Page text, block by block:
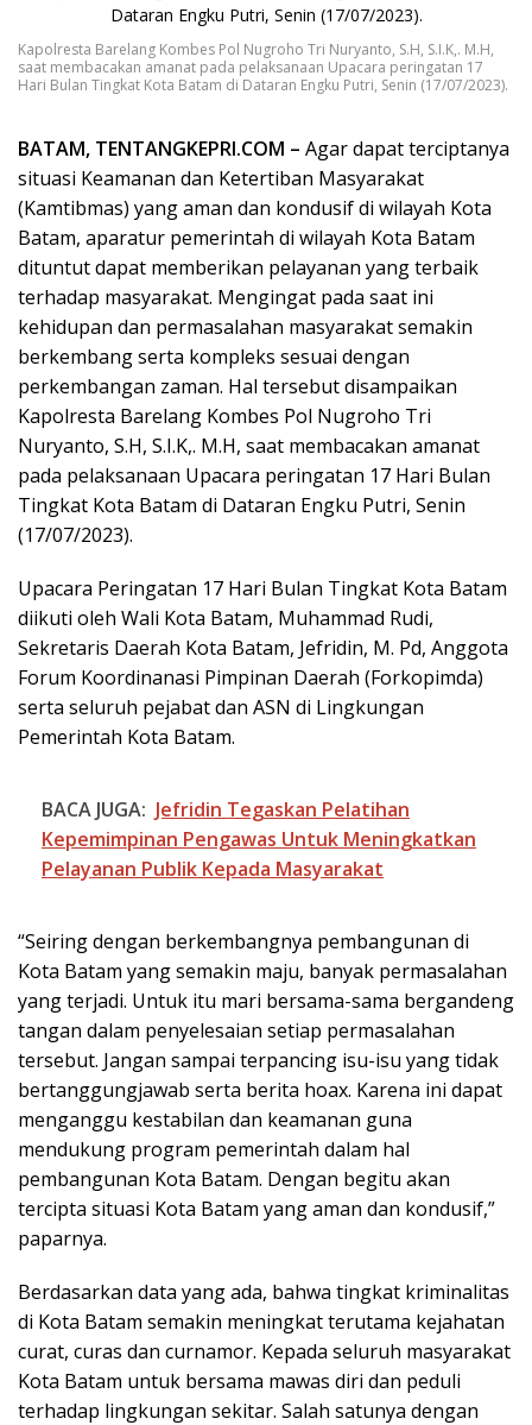
Kapolresta Barelang Kombes Pol Nugroho Tri Nuryanto, S.H, S.I.K,. M.H,
saat membacakan amanat pada pelaksanaan Upacara peringatan 17
Hari Bulan Tingkat Kota Batam di Dataran Engku Putri, Senin (17/07/2023).
BATAM, TENTANGKEPRI.COM – Agar dapat terciptanya
situasi Keamanan dan Ketertiban Masyarakat
(Kamtibmas) yang aman dan kondusif di wilayah Kota
Batam, aparatur pemerintah di wilayah Kota Batam
dituntut dapat memberikan pelayanan yang terbaik
terhadap masyarakat. Mengingat pada saat ini
kehidupan dan permasalahan masyarakat semakin
berkembang serta kompleks sesuai dengan
perkembangan zaman. Hal tersebut disampaikan
Kapolresta Barelang Kombes Pol Nugroho Tri
Nuryanto, S.H, S.I.K,. M.H, saat membacakan amanat
pada pelaksanaan Upacara peringatan 17 Hari Bulan
Tingkat Kota Batam di Dataran Engku Putri, Senin
(17/07/2023).
Upacara Peringatan 17 Hari Bulan Tingkat Kota Batam
diikuti oleh Wali Kota Batam, Muhammad Rudi,
Sekretaris Daerah Kota Batam, Jefridin, M. Pd, Anggota
Forum Koordinanasi Pimpinan Daerah (Forkopimda)
serta seluruh pejabat dan ASN di Lingkungan
Pemerintah Kota Batam.
BACA JUGA: Jefridin Tegaskan Pelatihan
Kepemimpinan Pengawas Untuk Meningkatkan
Pelayanan Publik Kepada Masyarakat
“Seiring dengan berkembangnya pembangunan di
Kota Batam yang semakin maju, banyak permasalahan
yang terjadi. Untuk itu mari bersama-sama bergandeng
tangan dalam penyelesaian setiap permasalahan
tersebut. Jangan sampai terpancing isu-isu yang tidak
bertanggungjawab serta berita hoax. Karena ini dapat
menganggu kestabilan dan keamanan guna
mendukung program pemerintah dalam hal
pembangunan Kota Batam. Dengan begitu akan
tercipta situasi Kota Batam yang aman dan kondusif,”
paparnya.
Berdasarkan data yang ada, bahwa tingkat kriminalitas
di Kota Batam semakin meningkat terutama kejahatan
curat, curas dan curnamor. Kepada seluruh masyarakat
Kota Batam untuk bersama mawas diri dan peduli
terhadap lingkungan sekitar. Salah satunya dengan